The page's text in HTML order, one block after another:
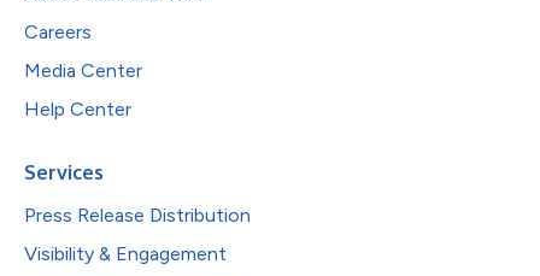
Careers
Media Center
Help Center
Services
Press Release Distribution
Visibility & Engagement